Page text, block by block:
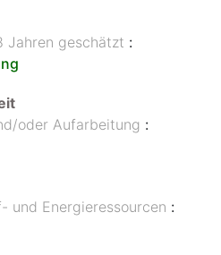
Jahren geschätzt :
oder Aufarbeitung :
und Energieressourcen :